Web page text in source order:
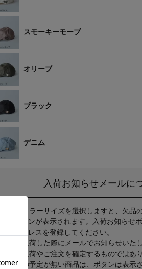
スモーキーモーブ
オリーブ
ブラック
デニム
入荷お知らせメールに
商品のカラーサイズを選択しますと、欠品
せ」ボタンが表示されます。入荷お知らせ
ールアドレスを登録してください。
商品が入荷した際にメールでお知らせいた
商品の入荷やご注文を確定するものではあ
再入荷の予定が無い商品は、ボタンは表示